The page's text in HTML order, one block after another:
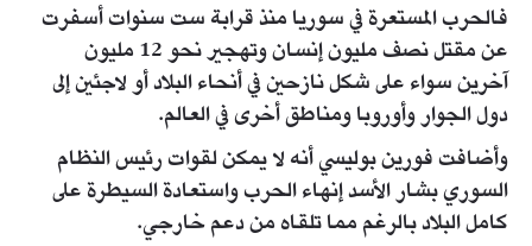
فالحرب المستعرة في سوريا منذ قرابة ست سنوات أسفرت
عن مقتل نصف مليون إنسان وتهجير نحو 12 مليون
آخرين سواء على شكل نازحين في أنحاء البلاد أو لاجئين إلى
دول الجوار وأوروبا ومناطق أخرى في العالم.
وأضافت فورين بوليسي أنه لا يمكن لقوات رئيس النظام
السوري بشار الأسد إنهاء الحرب واستعادة السيطرة على
كامل البلاد بالرغم مما تلقاه من دعم خارجي.